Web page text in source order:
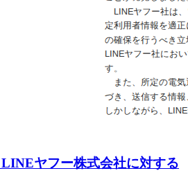
ヤフー株式会社に対する